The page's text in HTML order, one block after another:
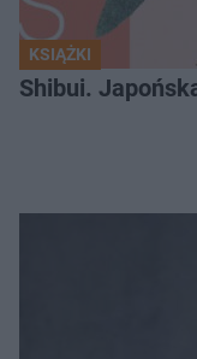
KSIĄŻKI
Shibui.